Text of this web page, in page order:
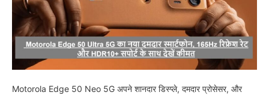
Motorola Edge 50 Neo 5G अपने शानदार डिस्प्ले, दमदार प्रोसेसर, और